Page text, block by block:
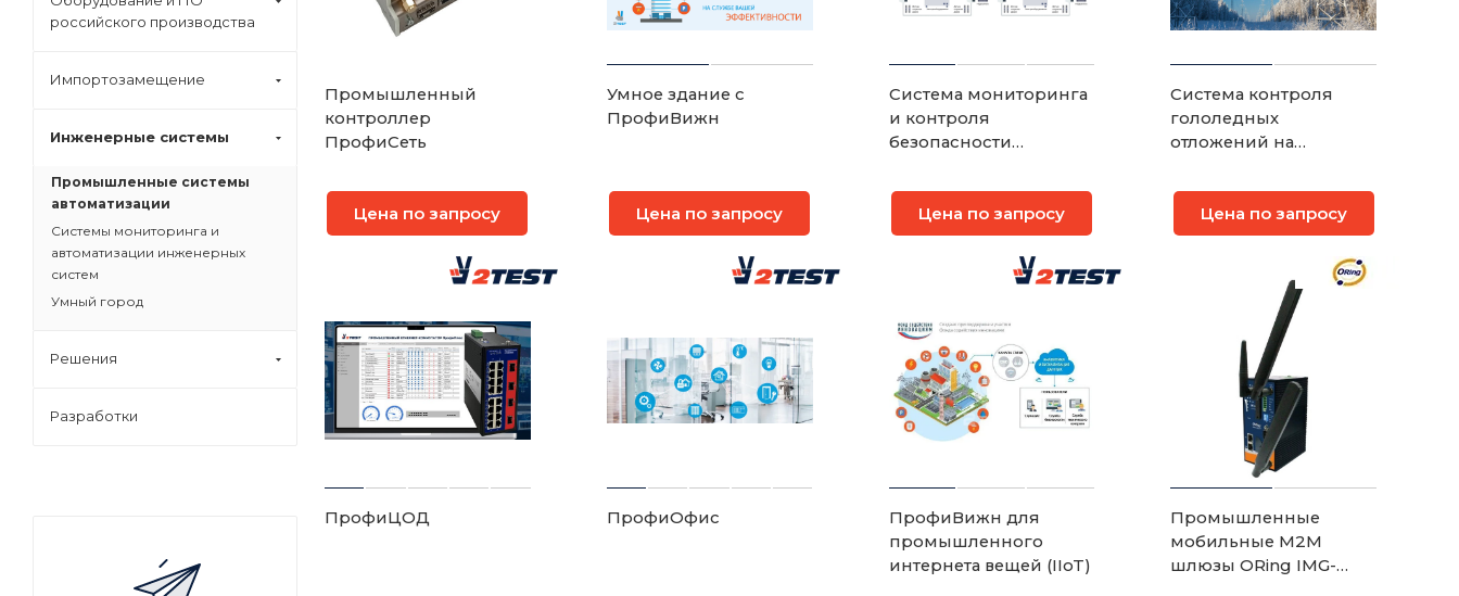
Промышленный
контроллер
ПрофиСеть
Цена по запросу
Умное здание с
ПрофиВижн
Цена по запросу
Система мониторинга
и контроля
безопасности
ПрофиДоступ с
подключением
различных датчиков
Цена по запросу
Система контроля
гололедных
отложений на
электропередачи
Цена по запросу
ПрофиЦОД ПрофиОфис
ПрофиВижн для
промышленного
интернета вещей (IIoT)
Промышленные
мобильные M2M
шлюзы ORing IMG-
российского производства
Импортозамещение
Инженерные системы
Промышленные системы
автоматизации
Системы мониторинга и
автоматизации инженерных
систем
Умный город
Решения
Разработки